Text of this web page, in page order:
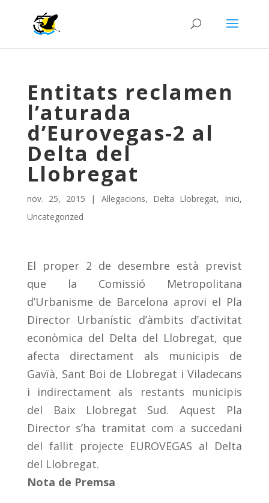
Entitats reclamen
l’aturada
d’Eurovegas-2 al
Delta del
Llobregat
nov. 25, 2015 | Al·legacions, Delta Llobregat, Inici,
Uncategorized
El proper 2 de desembre està previst
que la Comissió Metropolitana
d’Urbanisme de Barcelona aprovi el Pla
Director Urbanístic d’àmbits d’activitat
econòmica del Delta del Llobregat, que
afecta directament als municipis de
Gavïà, Sant Boi de Llobregat i Viladecans
i indirectament als restants municipis
del Baix Llobregat Sud. Aquest Pla
Director s’ha tramitat com a succedani
del fallit projecte EUROVEGAS al Delta
del Llobregat.
Nota de Premsa